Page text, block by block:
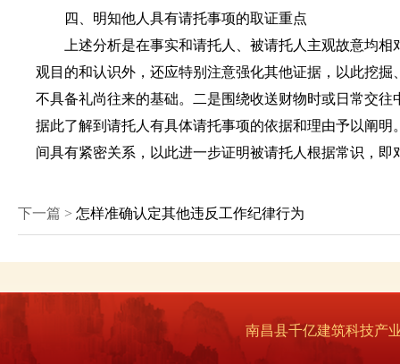
四、明知他人具有请托事项的取证重点
上述分析是在事实和请托人、被请托人主观故意均相
观目的和认识外，还应特别注意强化其他证据，以此挖
不具备礼尚往来的基础。二是围绕收送财物时或日常交
据此了解到请托人有具体请托事项的依据和理由予以阐
间具有紧密关系，以此进一步证明被请托人根据常识，即
下一篇 > 怎样准确认定其他违反工作纪律行为
南昌县千亿建筑科技产